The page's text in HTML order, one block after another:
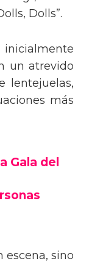
Dolls”.
inicialmente
un atrevido
lentejuelas,
más
Gala del
escena, sino